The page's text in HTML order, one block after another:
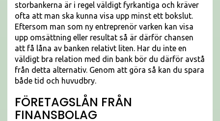
storbankerna är i regel väldigt fyrkantiga och kräver
ofta att man ska kunna visa upp minst ett bokslut.
Eftersom man som ny entreprenör varken kan visa
upp omsättning eller resultat så är därför chansen
att få låna av banken relativt liten. Har du inte en
väldigt bra relation med din bank bör du därför avstå
från detta alternativ. Genom att göra så kan du spara
både tid och huvudbry.
FÖRETAGSLÅN FRÅN
FINANSBOLAG